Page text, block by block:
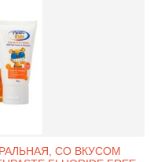
СО ВКУСОМ